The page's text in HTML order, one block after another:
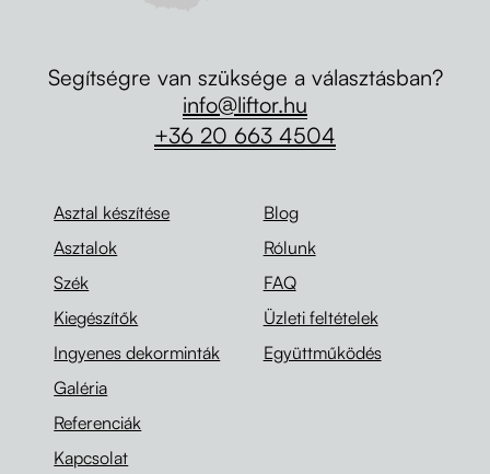
Asztal készítése
Asztalok
Szék
Kiegészítők
Ingyenes dekorminták
Galéria
Referenciák
Kapcsolat
Blog
Rólunk
FAQ
Üzleti feltételek
Együttműködés
Segítségre van szüksége a választásban?
info@liftor.hu
+36 20 663 4504